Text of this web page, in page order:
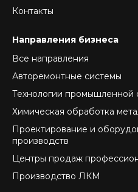
Контакты
Направления бизнеса
Все направления
Авторемонтные системы
Технологии промышленной
Химическая обработка
Проектирование и
производств
Центры продаж
Производство ЛКМ